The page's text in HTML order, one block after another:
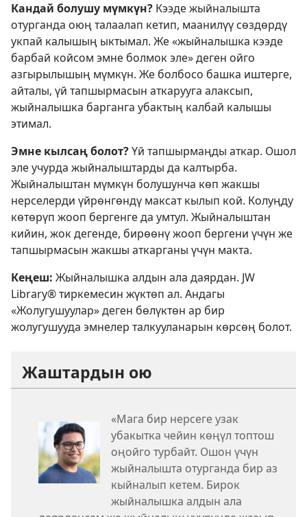
Кандай болушу мүмкүн? Кээде жыйналышта
отурганда оюң талаалап кетип, маанилүү сөздөрдү
укпай калышың ыктымал. Же «жыйналышка кээде
барбай койсом эмне болмок эле» деген ойго
азгырылышың мүмкүн. Же болбосо башка иштерге,
айталы, үй тапшырмасын аткарууга алаксып,
жыйналышка барганга убактың калбай калышы
этимал.
Эмне кылсаң болот?Үй тапшырмаңды аткар. Ошол
эле учурда жыйналыштарды да калтырба.
Жыйналыштан мүмкүн болушунча көп жакшы
нерселерди үйрөнгөндү максат кылып кой. Колуңду
көтөрүп жооп бергенге да умтул. Жыйналыштан
кийин, жок дегенде, бирөөнү жооп бергени үчүн же
тапшырмасын жакшы аткарганы үчүн макта.
Кеңеш: Жыйналышка алдын ала даярдан. JW
Library® тиркемесин жүктөп ал. Андагы
«Жолугушуулар» деген бөлүктөн ар бир
жолугушууда эмнелер талкууланарын көрсөң болот.
Жаштардын ою
«Мага бир нерсеге узак
убакытка чейин көңүл топтош
оңойго турбайт. Ошон үчүн
жыйналышта отурганда бир аз
кыйналып кетем. Бирок
жыйналышка алдын ала